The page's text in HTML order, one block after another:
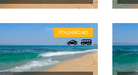
POLIHRONO